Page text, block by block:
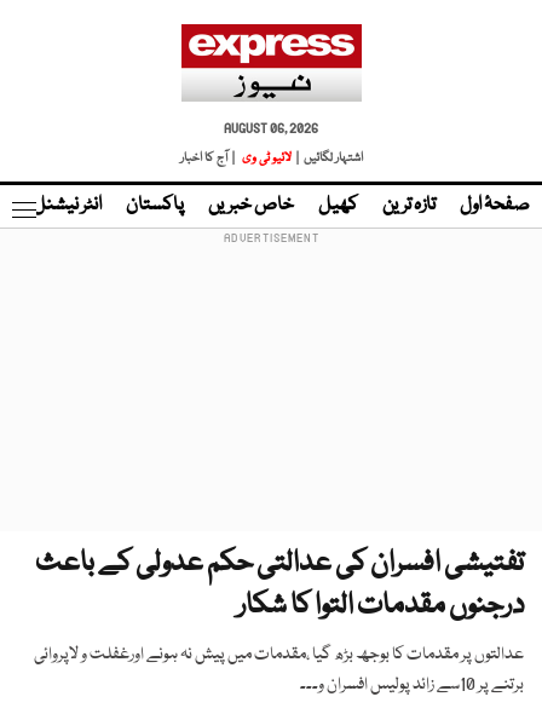
AUGUST 06, 2026
اشتہار لگائیں |
لائیو ٹی وی | آج کا اخبار
صفحۂ اول تازہ ترین کھیل خاص خبریں پاکستان انٹر نیشنل
تفتیشی افسران کی عدالتی حکم عدولی کے باعث
درجنوں مقدمات التوا کا شکار
عدالتوں پر مقدمات کا بوجھ بڑھ گیا ،مقدمات میں پیش نہ ہونے اورغفلت و لاپروائی
برتنے پر 10سے زائد پولیس افسران و۔۔۔